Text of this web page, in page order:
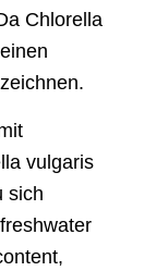
Chlorella
vulgaris
sich